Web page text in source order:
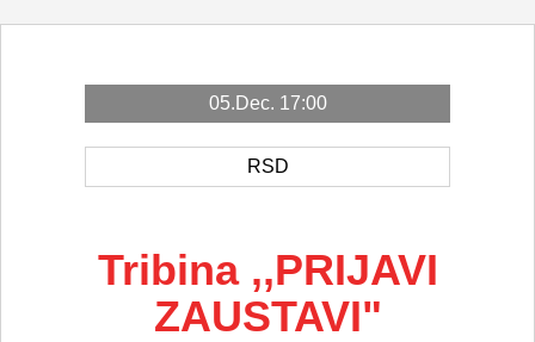
05.Dec. 17:00
RSD
Tribina ,,PRIJAVI
ZAUSTAVI"